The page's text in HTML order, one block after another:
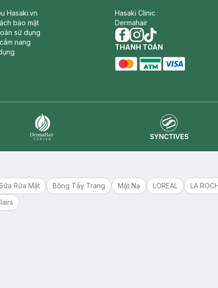
Hasaki.vn
bảo mật
sử dụng
nang
Hasaki Clinic
Dermahair
facebook
instagram
tiktok
THANH TOÁN
Rửa Mặt Bông Tẩy Trang Mặt Nạ LOREAL LA